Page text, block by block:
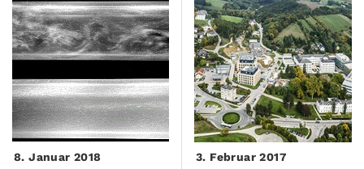
8. Januar 2018 3. Februar 2017